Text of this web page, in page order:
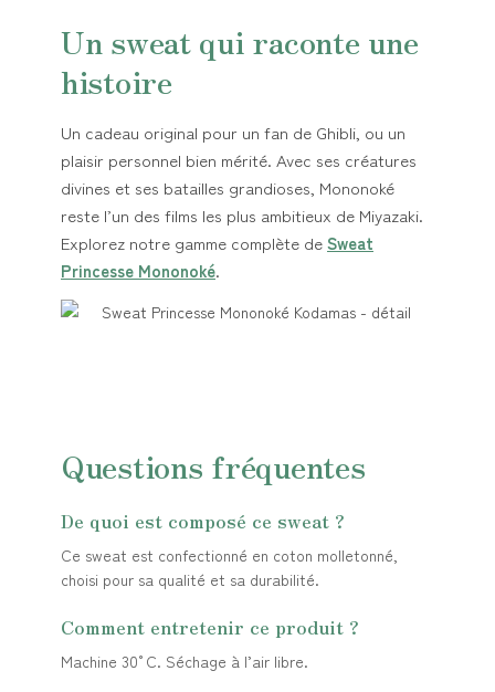
Un sweat qui raconte une
histoire
Un cadeau original pour un fan de Ghibli, ou un
plaisir personnel bien mérité. Avec ses créatures
divines et ses batailles grandioses, Mononoké
reste l’un des films les plus ambitieux de Miyazaki.
Explorez notre gamme complète deSweat
Princesse Mononoké.
Questions fréquentes
De quoi est composé ce sweat ?
Ce sweat est confectionné en coton molletonné,
choisi pour sa qualité et sa durabilité.
Comment entretenir ce produit ?
Machine 30°C. Séchage à l’air libre.